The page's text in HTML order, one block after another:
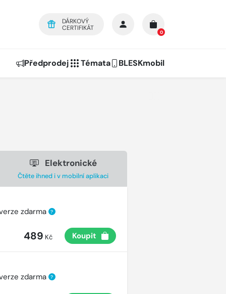
DÁRKOVÝ
CERTIFIKÁT
0
Předprodej Témata BLESKmobil
Elektronické
Čtěte ihned i v mobilní aplikaci
zdarma ?
489 Kč Koupit
zdarma ?